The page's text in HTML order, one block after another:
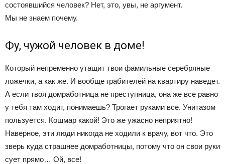
состоявшийся человек? Нет, это, увы, не аргумент.
Мы не знаем почему.
Фу, чужой человек в доме!
Который непременно утащит твои фамильные серебряные
ложечки, а как же. И вообще грабителей на квартиру наведет.
А если твоя домработница не преступница, она же все равно
у тебя там ходит, понимаешь? Трогает руками все. Унитазом
пользуется. Кошмар какой! Это же ужасно неприятно!
Наверное, эти люди никогда не ходили к врачу, вот что. Это
зверь куда страшнее домработницы, потому что он свои руки
сует прямо… Ой, все!